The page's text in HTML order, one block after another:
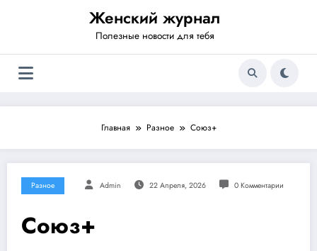
Женский журнал
Полезные новости для тебя
Главная Разное Союз+
Разное Admin 22 Апреля, 2026 0 Комментарии
Союз+